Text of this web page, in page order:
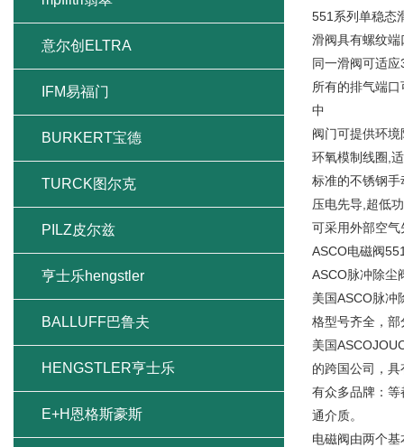
551系列单稳态
滑阀具有螺纹端
同一滑阀可适
所有的排气端
中
阀门可提供环
环氧模制线圈,
标准的不锈钢手
压电先导,超低
可采用外部空气
ASCO电磁阀
ASCO脉冲除尘
美国ASCO脉冲
格型号齐全，
美国
的跨国公司，
有众多品牌：
通介质。
电磁阀由两个
意尔创ELTRA
IFM易福门
BURKERT宝德
TURCK图尔克
PILZ皮尔兹
亨士乐hengstler
BALLUFF巴鲁夫
HENGSTLER亨士乐
E+H恩格斯豪斯